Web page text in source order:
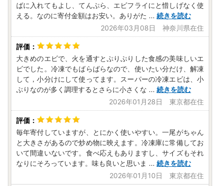
ばに入れてもよし、てんぷら、エビフライにと惜しげなく使
える。なのに寄付金額はお安い。ありがた ... 続きを読む
2026年03月08日 神奈川県在住
大きめのエビで、火を通すとぷりぷりした食感の美味しいエ
ビでした。冷凍でもばらばらなので、使いたい分だけ、解凍
して，小分けにして使ってます。スーパーの冷凍エビは、小
ぶりなのが多く調理するとさらに小さくな ... 続きを読む
2026年01月28日 東京都在住
毎年寄付していますが、とにかく使いやすい。一尾がちゃん
と大きさがあるので炒め物に映えます。冷凍庫に常備してお
いて間違いないです。食べ応えもありますし、サイズもそれ
なりにそろっています。味も良いと思いま ... 続きを読む
2026年01月10日 東京都在住